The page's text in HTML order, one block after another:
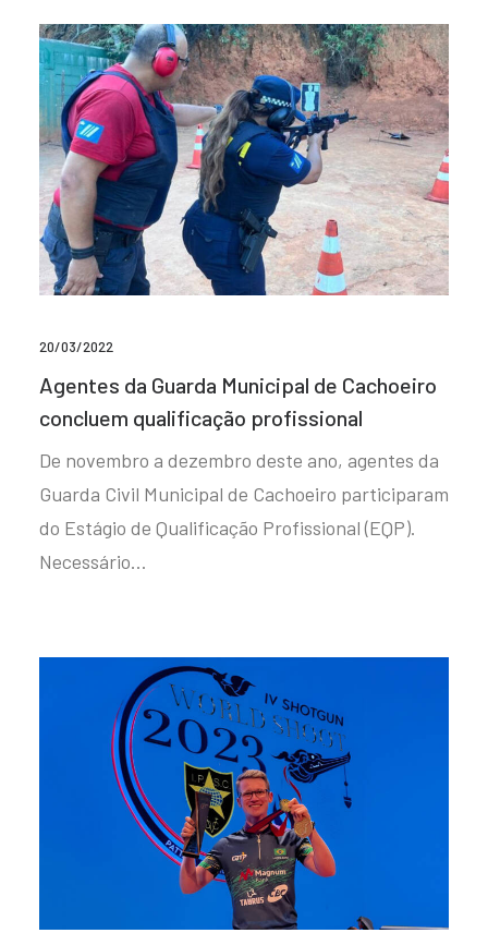
20/03/2022
Agentes da Guarda Municipal de Cachoeiro
concluem qualificação profissional
De novembro a dezembro deste ano, agentes da
Guarda Civil Municipal de Cachoeiro participaram
do Estágio de Qualificação Profissional (EQP).
Necessário…